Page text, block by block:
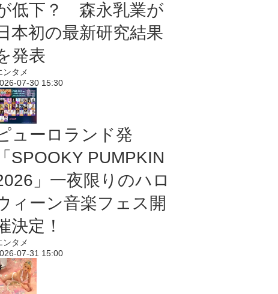
低下？ 森永乳業が
本初の最新研究結果
発表
ンタメ
07-30 15:30
ューロランド発
「SPOOKY PUMPKIN
」一夜限りのハロ
ィーン音楽フェス開
決定！
ンタメ
07-31 15:00